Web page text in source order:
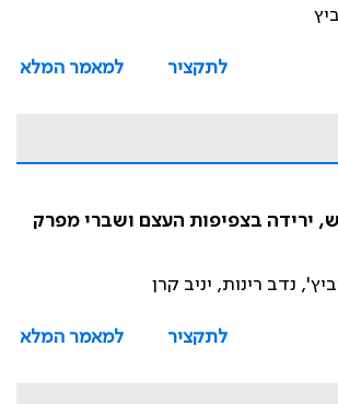
לתקציר
למאמר המלא
ירידה בצפיפות העצם ושברי מפרק
נדב רינות, יניב קרן
לתקציר
למאמר המלא